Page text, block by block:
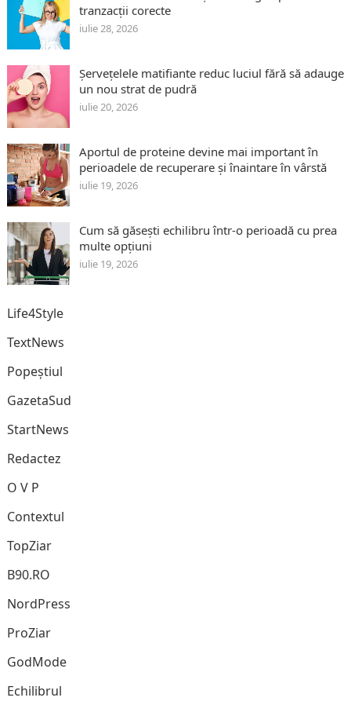
tranzacții corecte
iulie 28, 2026
Șervețelele matifiante reduc luciul fără să adauge
un nou strat de pudră
iulie 20, 2026
Aportul de proteine devine mai important în
perioadele de recuperare și înaintare în vârstă
iulie 19, 2026
Cum să găsești echilibru într-o perioadă cu prea
multe opțiuni
iulie 19, 2026
Life4Style
TextNews
Popeștiul
GazetaSud
StartNews
Redactez
O V P
Contextul
TopZiar
B90.RO
NordPress
ProZiar
GodMode
Echilibrul